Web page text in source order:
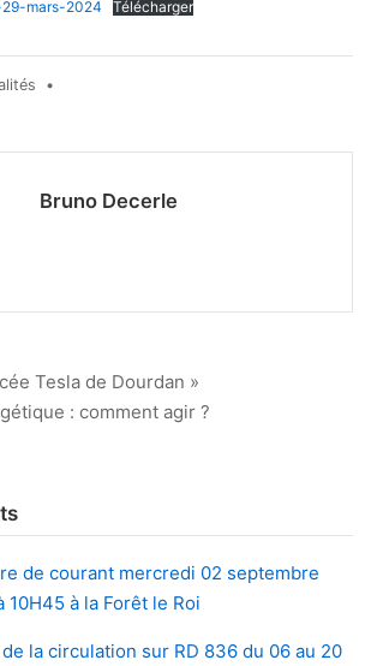
mars-2024 Télécharger
•
Bruno Decerle
Tesla de Dourdan »
: comment agir ?
de courant mercredi 02 septembre
10H45 à la Forêt le Roi
la circulation sur RD 836 du 06 au 20